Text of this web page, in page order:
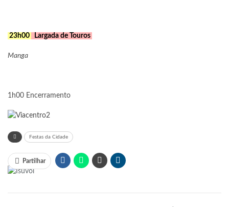
23h00 Largada de Touros
Manga
1h00 Encerramento
Festas da Cidade
Partilhar